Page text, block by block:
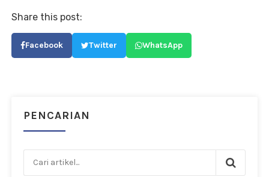
Share this post:
Facebook Twitter WhatsApp
PENCARIAN